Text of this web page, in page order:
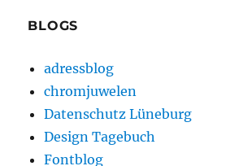
BLOGS
adressblog
chromjuwelen
Datenschutz Lüneburg
Design Tagebuch
Fontblog